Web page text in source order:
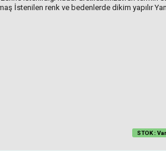
İstenilen renk ve bedenlerde dikim yapılır
STOK : Var